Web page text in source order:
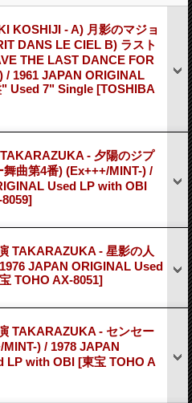
KOSHIJI - A) 月影のマジョ
DANS LE CIEL B) ラスト
THE LAST DANCE FOR
/ 1961 JAPAN ORIGINAL
Used 7" Single [TOSHIBA
- 夕陽のジプ
舞曲第4番) (Ex+++/MINT-) /
Used LP with OBI
TAKARAZUKA - 星影の人
JAPAN ORIGINAL Used
TOHO AX-8051]
TAKARAZUKA - センセー
) / 1978 JAPAN
LP with OBI [東宝 TOHO A